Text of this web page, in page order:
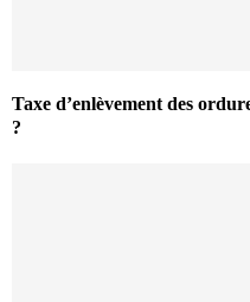
Taxe d’enlèvement des
?